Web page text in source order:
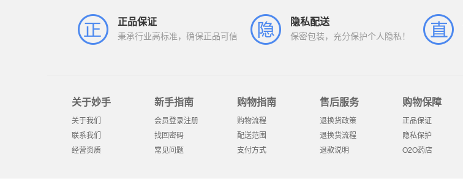
正品保证
秉承行业高标准，确保正品可信
隐私配送
保密包装，充分保护个人隐私！
关于妙手
关于我们
联系我们
经营资质
新手指南
会员登录注册
找回密码
常见问题
购物指南
购物流程
配送范围
支付方式
售后服务
退换货政策
退换货流程
退款说明
购物保障
正品保证
隐私保护
O2O药店